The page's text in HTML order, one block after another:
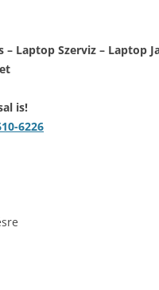
– Laptop Szerviz – Laptop
is!
6226